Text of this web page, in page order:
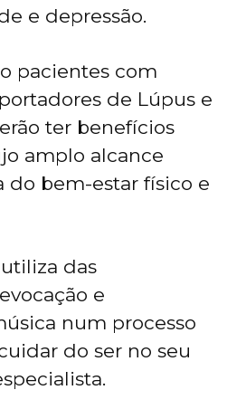
e depressão.
pacientes com
de Lúpus e
ter benefícios
amplo alcance
do bem-estar físico e
das
e
num processo
do ser no seu